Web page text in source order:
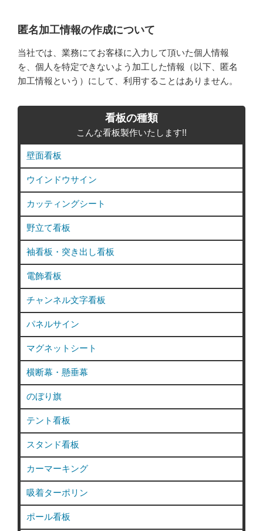
匿名加工情報の作成について
当社では、業務にてお客様に入力して頂いた個人情報
を、個人を特定できないよう加工した情報（以下、匿名
加工情報という）にして、利用することはありません。
看板の種類
こんな看板製作いたします!!
壁面看板
ウインドウサイン
カッティングシート
野立て看板
袖看板・突き出し看板
電飾看板
チャンネル文字看板
パネルサイン
マグネットシート
横断幕・懸垂幕
のぼり旗
テント看板
スタンド看板
カーマーキング
吸着ターポリン
ポール看板